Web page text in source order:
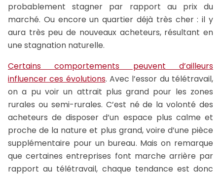
probablement stagner par rapport au prix du
marché. Ou encore un quartier déjà très cher : il y
aura très peu de nouveaux acheteurs, résultant en
une stagnation naturelle.
Certains comportements peuvent d’ailleurs
influencer ces évolutions. Avec l’essor du télétravail,
on a pu voir un attrait plus grand pour les zones
rurales ou semi-rurales. C’est né de la volonté des
acheteurs de disposer d’un espace plus calme et
proche de la nature et plus grand, voire d’une pièce
supplémentaire pour un bureau. Mais on remarque
que certaines entreprises font marche arrière par
rapport au télétravail, chaque tendance est donc